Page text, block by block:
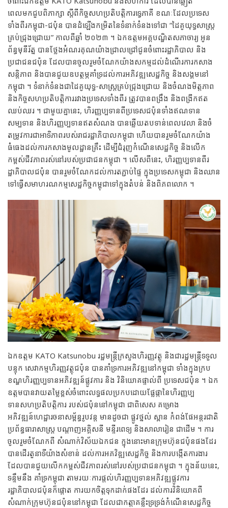
ពេលមកជួបពិភាក្សា ស្តីពីកិច្ចសហប្រតិបត្តិការទ្វេភាគី ខណៈដែលប្រទេស
ទាំងពីរកម្ពុជា-ជប៉ុន បានដំឡើងកម្រិតនៃទំនាក់ទំនងទៅជា “ដៃគូយុទ្ធសាស្រ្ត
គ្រប់ជ្រុងជ្រោយ” កាលពីឆ្នាំ ២០២៣ ។ ឯកឧត្តមអគ្គបណ្ឌិតសភាចារ្យ អូន
ព័ន្ធមុនីរ័ត្ន បានថ្លែងអំណរគុណយ៉ាងជ្រាលជ្រៅជូនចំពោះរដ្ឋាភិបាល និង
ប្រជាជនជប៉ុន ដែលបានចូលរួមចំណែកយ៉ាងសកម្មដល់ដំណើរការកសាង
សន្តិភាព និងបានជួយឧបត្ថម្ភគាំទ្រដល់ការអភិវឌ្ឍសេដ្ឋកិច្ច និងសង្គមនៅ
កម្ពុជា ។ ទំនាក់ទំនងជាដៃគូយុទ្ធ-សាស្រ្តគ្រប់ជ្រុងជ្រោយ និងចំណងមិត្តភាព
និងកិច្ចសហប្រតិបត្តិការរវាងប្រទេសទាំងពីរ ត្រូវបានពង្រឹង និងពង្រីកឥត
ឈប់ឈរ ។ ជាមួយគ្នានេះ, ហិរញ្ញប្បទានពីប្រទេសជប៉ុនទាំងឥណទាន
សម្បទាន និងហិរញ្ញប្បទានឥតសំណង បានឆ្លើយតបទាន់ពេលវេលា និងចំ
តម្រូវការជាអាទិភាពរបស់រាជរដ្ឋាភិបាលកម្ពុជា ហើយបានរួមចំណែកយ៉ាង
ធំធេងដល់ការកសាងមូលដ្ឋានគ្រឹះ ដើម្បីជំរុញកំណើនសេដ្ឋកិច្ច និងលើក
កម្ពស់ជីវភាពរស់នៅរបស់ប្រជាជនកម្ពុជា ។ លើសពីនេះ, ហិរញ្ញប្បទានពីរ
ដ្ឋាភិបាលជប៉ុន បានរួមចំណែកដល់ការតភ្ជាប់ផ្ទៃ ក្នុងប្រទេសកម្ពុជា និងឈាន
ទៅធ្វើសមាហរណកម្មសេដ្ឋកិច្ចកម្ពុជាទៅក្នុងតំបន់ និងពិភពលោក ។
ឯកឧត្តម KATO Katsunobu រដ្ឋមន្រ្តីក្រសួងហិរញ្ញវត្ថុ និងជារដ្ឋមន្រ្តីទទួល
បន្ទុក សេវាកម្មហិរញ្ញវត្ថុជប៉ុន បានគាំទ្រការអភិវឌ្ឍនៅកម្ពុជា ទាំងក្នុងក្រប
ខណ្ឌហិរញ្ញប្បទានអភិវឌ្ឍន៍ផ្លូវការ និង វិនិយោគផ្ទាល់ពី ប្រទេសជប៉ុន ។ ឯក
ឧត្តមបានវាយតម្លៃខ្ពស់ចំពោះលទ្ធផលប្រកបដោយផ្លែផ្កានៃហិរញ្ញប្ប
ទានសហប្រតិបត្តិការ របស់ជប៉ុននៅកម្ពុជា ជាពិសេស គម្រោង
អភិវឌ្ឍន៍ហេដ្ឋារចនាសម្ព័ន្ធរូបវន្ត មានដូចជា ផ្លូវថ្នល់ ស្ពាន កំពង់ផែអន្តរជាតិ
ប្រព័ន្ធធារាសាស្រ្ត បណ្តាញអគ្គិសនី មន្ទីរពេទ្យ និងសាលារៀន ជាដើម ។ ការ
ចូលរួមចំណែកពី សំណាក់វិស័យឯកជន ក្នុងនោះមានក្រុមហ៊ុនជប៉ុនផងដែរ
បានដើរតួនាទីយ៉ាងសំខាន់ ដល់ការអភវិឌ្ឍសេដ្ឋកិច្ច និងការបង្កើតការងារ
ដែលបានជួយលើកកម្ពស់ជីវភាពរស់នៅរបស់ប្រជាជនកម្ពុជា ។ ក្នុងន័យនេះ,
ទន្ទឹមនឹង គាំទ្រកម្ពុជា តាមរយៈការផ្តល់ហិរញ្ញប្បទានអភិវឌ្ឍផ្លូវការ
រដ្ឋាភិបាលជប៉ុនក៏ផ្តោត ការយកចិត្តទុកដាក់ផងដែរ ដល់ការវិនិយោគពី
សំណាក់ក្រុមហ៊ុនជប៉ុននៅកម្ពុជា ដែលជាកត្តាគន្លឹះទ្រទ្រង់កំណើនសេដ្ឋកិច្ច